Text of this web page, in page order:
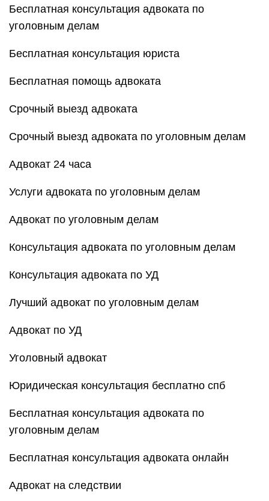
Бесплатная консультация адвоката по
уголовным делам
Бесплатная консультация юриста
Бесплатная помощь адвоката
Срочный выезд адвоката
Срочный выезд адвоката по уголовным делам
Адвокат 24 часа
Услуги адвоката по уголовным делам
Адвокат по уголовным делам
Консультация адвоката по уголовным делам
Консультация адвоката по УД
Лучший адвокат по уголовным делам
Адвокат по УД
Уголовный адвокат
Юридическая консультация бесплатно спб
Бесплатная консультация адвоката по
уголовным делам
Бесплатная консультация адвоката онлайн
Адвокат на следствии